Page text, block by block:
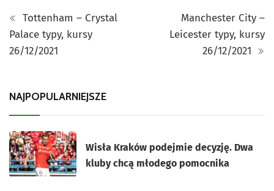
Tottenham – Crystal
Palace typy, kursy
26/12/2021
Manchester City –
Leicester typy, kursy
26/12/2021
NAJPOPULARNIEJSZE
Wisła Kraków podejmie decyzję. Dwa
kluby chcą młodego pomocnika